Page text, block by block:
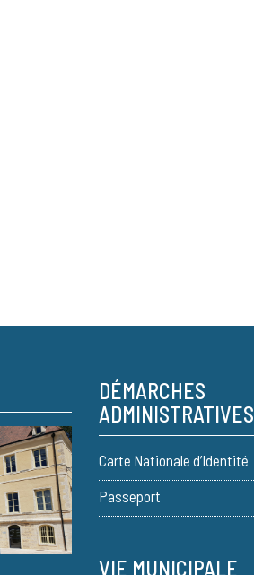
DÉMARCHES
ADMINISTRATIVES
Carte Nationale d’Identité
Passeport
VIE MUNICIPALE